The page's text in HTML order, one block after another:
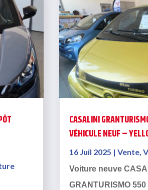
CASALINI
VÉHICULE NEUF –
16 Juil 2025 | Vente,
Voiture neuve
GRANTURISMO